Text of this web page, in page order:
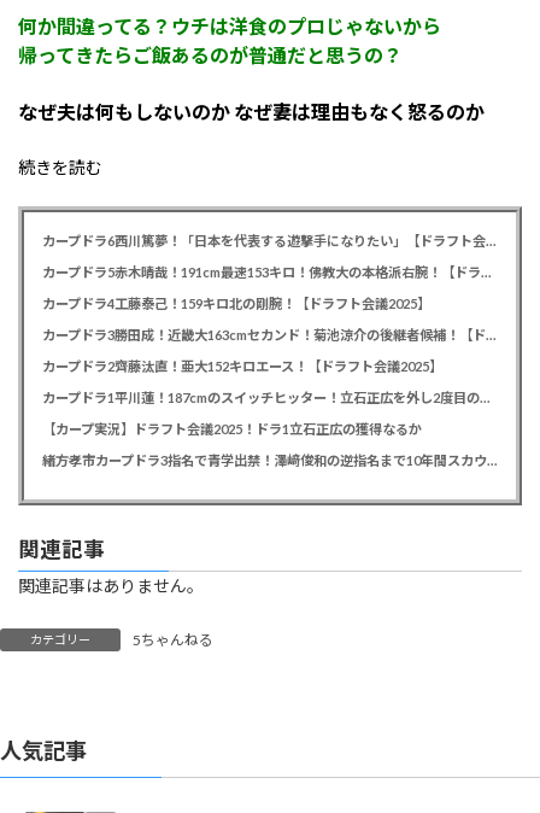
何か間違ってる？ウチは洋食のプロじゃないから
帰ってきたらご飯あるのが普通だと思うの？
なぜ夫は何もしないのか なぜ妻は理由もなく怒るのか
続きを読む
カープドラ6西川篤夢！「日本を代表する遊撃手になりたい」【ドラフト会議2025】
カープドラ5赤木晴哉！191cm最速153キロ！佛教大の本格派右腕！【ドラフト会議2025】
カープドラ4工藤泰己！159キロ北の剛腕！【ドラフト会議2025】
カープドラ3勝田成！近畿大163cmセカンド！菊池涼介の後継者候補！【ドラフト会議2025】
カープドラ2齊藤汰直！亜大152キロエース！【ドラフト会議2025】
カープドラ1平川蓮！187cmのスイッチヒッター！立石正広を外し2度目の重複も新井監督がクジを引き当てる！【ドラフト会議2025】
【カープ実況】ドラフト会議2025！ドラ1立石正広の獲得なるか
緒方孝市カープドラ3指名で青学出禁！澤﨑俊和の逆指名まで10年間スカウト出禁
関連記事
関連記事はありません。
カテゴリー 5ちゃんねる
人気記事